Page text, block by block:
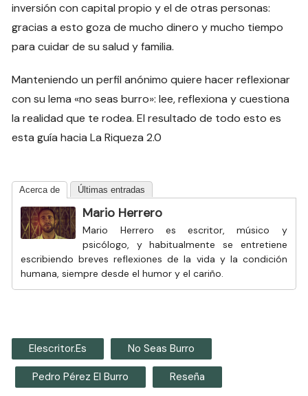
inversión con capital propio y el de otras personas:
gracias a esto goza de mucho dinero y mucho tiempo
para cuidar de su salud y familia.
Manteniendo un perfil anónimo quiere hacer reflexionar
con su lema «no seas burro»: lee, reflexiona y cuestiona
la realidad que te rodea. El resultado de todo esto es
esta guía hacia La Riqueza 2.0
Acerca de Últimas entradas
Mario Herrero
Mario Herrero es escritor, músico y
psicólogo, y habitualmente se entretiene
escribiendo breves reflexiones de la vida y la condición
humana, siempre desde el humor y el cariño.
Elescritor.es No Seas Burro
Pedro Pérez El Burro Reseña